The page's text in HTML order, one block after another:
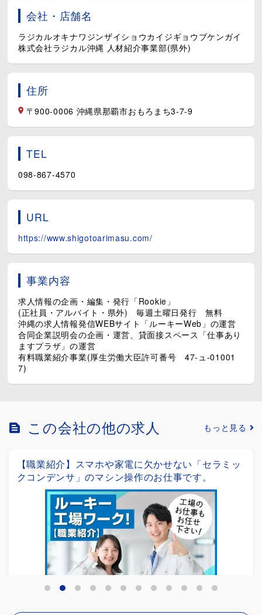
会社・店舗名
ラジカルオキナワジンザイショウカイジギョウブケンガイ
株式会社ラジカル沖縄 人材紹介事業部(県外)
住所
〒900-0006 沖縄県那覇市おもろまち3-7-9
TEL
098-867-4570
URL
https://www.shigotoarimasu.com/
事業内容
求人情報の企画・編集・発行「Rookie」
(正社員・アルバイト・県外) 毎週土曜日発行 無料
沖縄の求人情報発信WEBサイト「ルーキーWeb」の運営
合同企業説明会の企画・運営、貸面接スペース「仕事あり
ますプラザ」の運営
有料職業紹介事業(厚生労働大臣許可番号 47-ュ-01001
7)
この会社の他の求人 もっと見る
【職業紹介】【検査】新車のエンジンを始動！ス
ピード＆ブレーキテストで走りの安全を守る最終関
門！
派遣
給与：時給¥1,800 月収例 ¥407,025...
群馬県太田市
詳細を見る